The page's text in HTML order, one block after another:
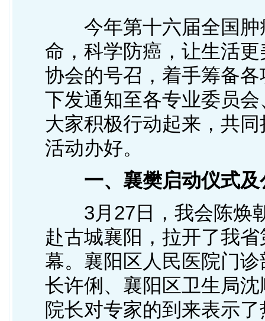
今年第十六届全国肿
命，科学防癌，让生活
协会的号召，着手筹备
下发通知至各专业委员
大家积极行动起来，共
活动办好。
一、襄樊启动仪式及
3月27日，我会陈焕
赴古城襄阳，拉开了我
幕。襄阳区人民医院门
长许俐、襄阳区卫生局
院长对专家的到来表示